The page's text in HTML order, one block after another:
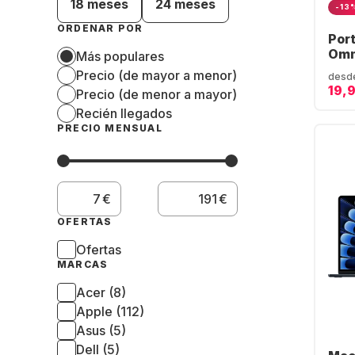
18 meses 24 meses
ORDENAR POR
Más populares
Precio (de mayor a menor)
Precio (de menor a mayor)
Recién llegados
PRECIO MENSUAL
€ €
OFERTAS
Ofertas
MARCAS
Acer (8)
Apple (112)
Asus (5)
Dell (5)
-